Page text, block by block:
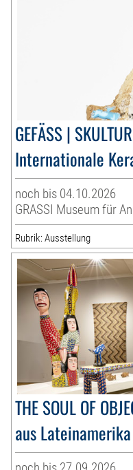
GEFÄSS |
Internationale
noch bis 04.10.2026
GRASSI Museum für
Rubrik: Ausstellung
THE SOUL OF
aus Lateinamerika